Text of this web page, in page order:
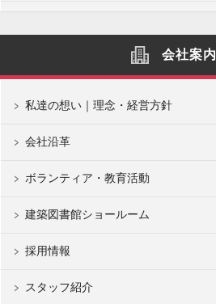
会社案内
私達の想い｜理念・経営方針
会社沿革
ボランティア・教育活動
建築図書館ショールーム
採用情報
スタッフ紹介